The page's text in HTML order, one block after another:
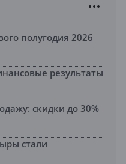
полугодия 2026
результаты
скидки до 30%
стали